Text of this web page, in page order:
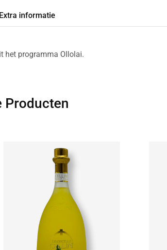
Extra informatie
het programma Ollolai.
Producten